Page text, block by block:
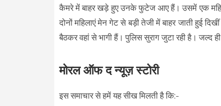
कैमरे में बाहर खड़े हुए उनके फुटेज आए हैं। उसमें एक
दोनों महिलाएं मेन गेट से बड़ी तेजी में बाहर जाती हुई
बैठकर वहां से भागी हैं। पुलिस सुराग जुटा रही है। जल्द
मोरल ऑफ द न्यूज़ स्टोरी
इस समाचार से हमें यह सीख मिलती है कि:-